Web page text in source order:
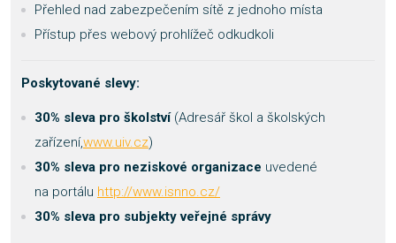
Přehled nad zabezpečením sítě z jednoho místa
Přístup přes webový prohlížeč odkudkoli
Poskytované slevy:
30% sleva pro školství(Adresář škol a školských
zařízení,www.uiv.cz)
30% sleva pro neziskové organizace uvedené
na portálu http://www.isnno.cz/
30% sleva pro subjekty veřejné správy